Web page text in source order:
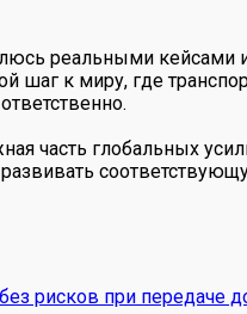
реальными кейсами
шаг к миру, где
часть глобальных
рисков при передаче